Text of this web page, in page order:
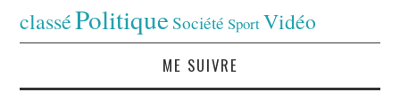
classéPolitiqueSociété SportVidéo
ME SUIVRE